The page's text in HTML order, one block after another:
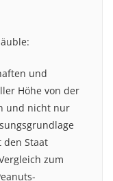
und
Höhe von der
und nicht nur
den Staat
zum